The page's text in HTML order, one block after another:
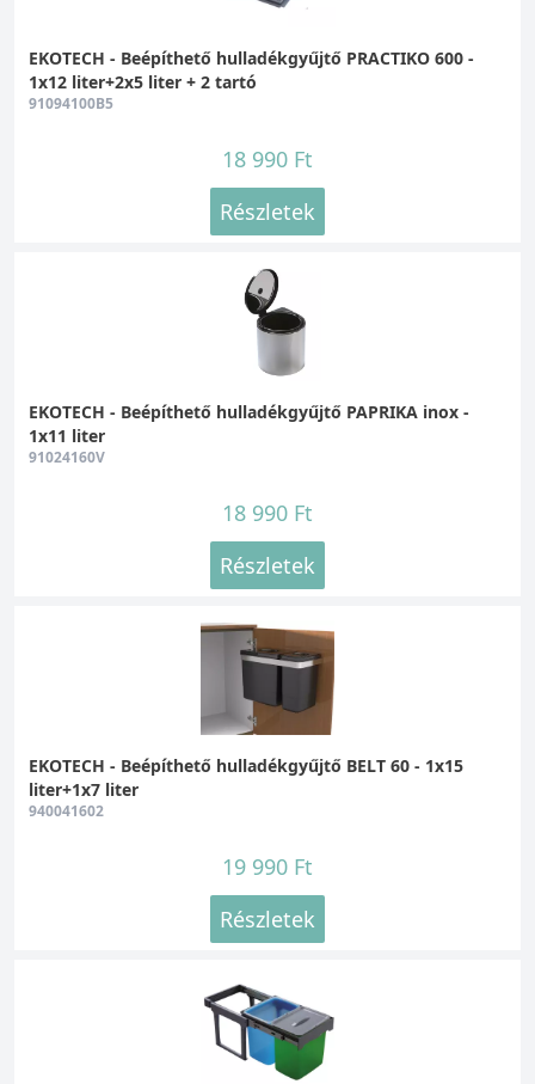
EKOTECH - Beépíthető hulladékgyűjtő PRACTIKO 600 -
1x12 liter+2x5 liter + 2 tartó
91094100B5
18 990 Ft
Részletek
EKOTECH - Beépíthető hulladékgyűjtő PAPRIKA inox -
1x11 liter
91024160V
18 990 Ft
Részletek
EKOTECH - Beépíthető hulladékgyűjtő BELT 60 - 1x15
liter+1x7 liter
940041602
19 990 Ft
Részletek